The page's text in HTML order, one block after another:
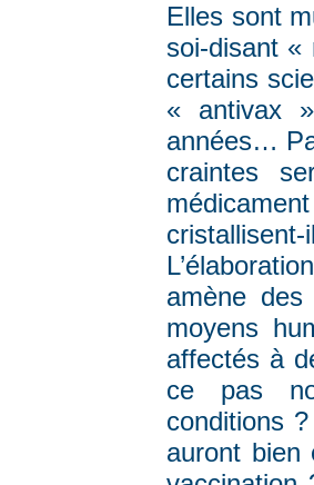
Elles sont
soi-disant «
certains
« antivax
années…
craintes
cristallisent-
amène
moyens
affectés à
ce pas
conditions
auront bien